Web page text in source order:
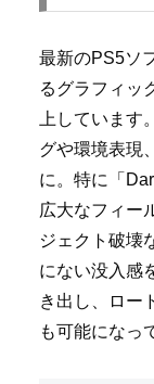
最新のPS5ソ
るグラフィッ
上していま
グや環境表現
に。特に「
広大なフィー
ジェクト破壊
にない没入感
き出し、ロー
も可能になっ